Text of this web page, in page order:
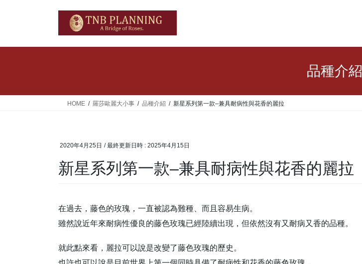
品種介紹
HOME 羅莎歐麗大小事 品種介紹 新星系列第一款–兼具耐病性與花香的麗拉
2020年4月25日 / 最終更新日時 : 2025年4月15日
新星系列第一款–兼具耐病性與花香的麗拉
在過去，藤色的玫瑰，一直被認為難種、而且容易生病。
雖然說近年來耐病性優良的藤色玫瑰已經陸續出現，但依然沒有又耐病又香的品種。
就此點來看，麗拉可以說是改變了藤色玫瑰的歷史。